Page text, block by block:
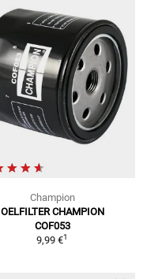
Champion
OELFILTER CHAMPION
COF053
9,99 €1